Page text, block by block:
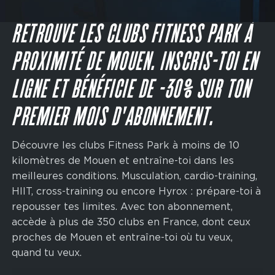
CTA
JE M'INSCRIS
RETROUVE LES CLUBS FITNESS PARK À
PROXIMITÉ DE MOUEN. INSCRIS-TOI EN
LIGNE ET BÉNÉFICIE DE -30% SUR TON
PREMIER MOIS D'ABONNEMENT.
Découvre les clubs Fitness Park à moins de 10
kilomètres de Mouen et entraîne-toi dans les
meilleures conditions. Musculation, cardio-training,
HIIT, cross-training ou encore Hyrox : prépare-toi à
repousser tes limites. Avec ton abonnement,
accède à plus de 350 clubs en France, dont ceux
proches de Mouen et entraîne-toi où tu veux,
quand tu veux.